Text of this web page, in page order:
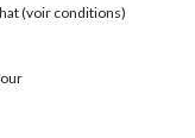
(voir conditions)